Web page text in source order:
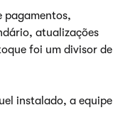
pagamentos,
atualizações
foi um divisor de
instalado, a equipe